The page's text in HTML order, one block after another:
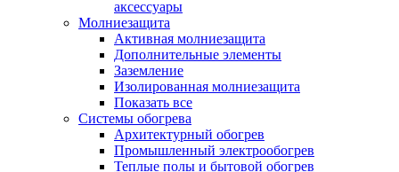
аксессуары
Молниезащита
Активная молниезащита
Дополнительные элементы
Заземление
Изолированная молниезащита
Показать все
Системы обогрева
Архитектурный обогрев
Промышленный электрообогрев
Теплые полы и бытовой обогрев